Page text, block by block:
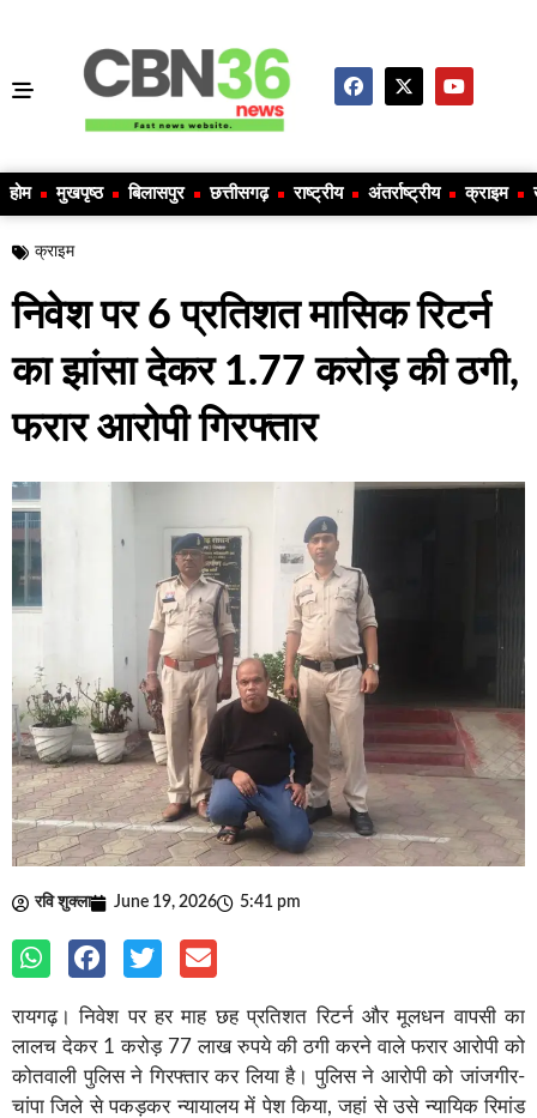
होम मुखपृष्ठ बिलासपुर छत्तीसगढ़ राष्ट्रीय अंतर्राष्ट्रीय क्राइम
क्राइम
निवेश पर 6 प्रतिशत मासिक रिटर्न
का झांसा देकर 1.77 करोड़ की ठगी,
फरार आरोपी गिरफ्तार
रवि शुक्ला June 19, 2026 5:41 pm
रायगढ़। निवेश पर हर माह छह प्रतिशत रिटर्न और मूलधन वापसी का
लालच देकर 1 करोड़ 77 लाख रुपये की ठगी करने वाले फरार आरोपी को
कोतवाली पुलिस ने गिरफ्तार कर लिया है। पुलिस ने आरोपी को जांजगीर-
चांपा जिले से पकड़कर न्यायालय में पेश किया, जहां से उसे न्यायिक रिमांड